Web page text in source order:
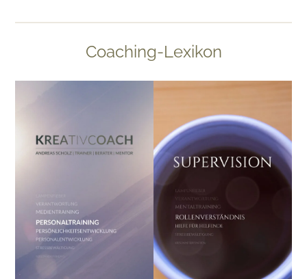
Coaching-Lexikon